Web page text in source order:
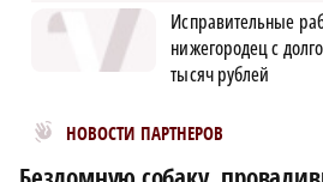
Исправительные
нижегородец с
тысяч рублей
НОВОСТИ ПАРТНЕРОВ
Новости МирТесен